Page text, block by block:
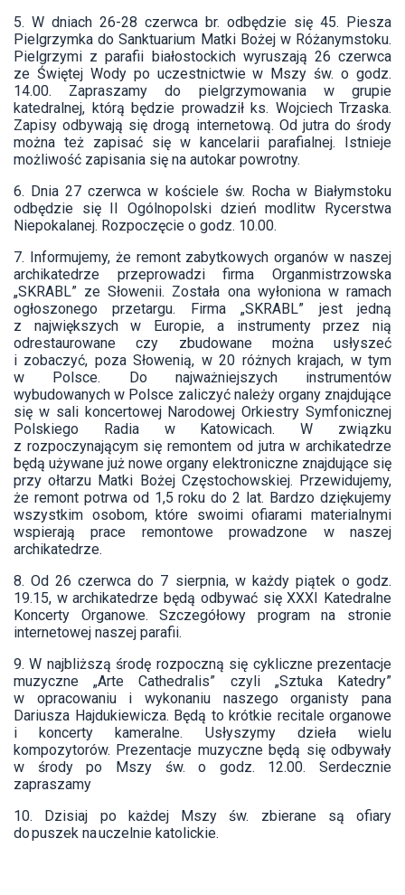
5. W dniach 26-28 czerwca br. odbędzie się 45. Piesza
Pielgrzymka do Sanktuarium Matki Bożej w Różanymstoku.
Pielgrzymi z parafii białostockich wyruszają 26 czerwca
ze Świętej Wody po uczestnictwie w Mszy św. o godz.
14.00. Zapraszamy do pielgrzymowania w grupie
katedralnej, którą będzie prowadził ks. Wojciech Trzaska.
Zapisy odbywają się drogą internetową. Od jutra do środy
można też zapisać się w kancelarii parafialnej. Istnieje
możliwość zapisania się na autokar powrotny.
6. Dnia 27 czerwca w kościele św. Rocha w Białymstoku
odbędzie się II Ogólnopolski dzień modlitw Rycerstwa
Niepokalanej. Rozpoczęcie o godz. 10.00.
7. Informujemy, że remont zabytkowych organów w naszej
archikatedrze przeprowadzi firma Organmistrzowska
„SKRABL” ze Słowenii. Została ona wyłoniona w ramach
ogłoszonego przetargu. Firma „SKRABL” jest jedną
z największych w Europie, a instrumenty przez nią
odrestaurowane czy zbudowane można usłyszeć
i zobaczyć, poza Słowenią, w 20 różnych krajach, w tym
w Polsce. Do najważniejszych instrumentów
wybudowanych w Polsce zaliczyć należy organy znajdujące
się w sali koncertowej Narodowej Orkiestry Symfonicznej
Polskiego Radia w Katowicach. W związku
z rozpoczynającym się remontem od jutra w archikatedrze
będą używane już nowe organy elektroniczne znajdujące się
przy ołtarzu Matki Bożej Częstochowskiej. Przewidujemy,
że remont potrwa od 1,5 roku do 2 lat. Bardzo dziękujemy
wszystkim osobom, które swoimi ofiarami materialnymi
wspierają prace remontowe prowadzone w naszej
archikatedrze.
8. Od 26 czerwca do 7 sierpnia, w każdy piątek o godz.
19.15, w archikatedrze będą odbywać się XXXI Katedralne
Koncerty Organowe. Szczegółowy program na stronie
internetowej naszej parafii.
9. W najbliższą środę rozpoczną się cykliczne prezentacje
muzyczne „Arte Cathedralis” czyli „Sztuka Katedry”
w opracowaniu i wykonaniu naszego organisty pana
Dariusza Hajdukiewicza. Będą to krótkie recitale organowe
i koncerty kameralne. Usłyszymy dzieła wielu
kompozytorów. Prezentacje muzyczne będą się odbywały
w środy po Mszy św. o godz. 12.00. Serdecznie
zapraszamy
10. Dzisiaj po każdej Mszy św. zbierane są ofiary
do puszek na uczelnie katolickie.